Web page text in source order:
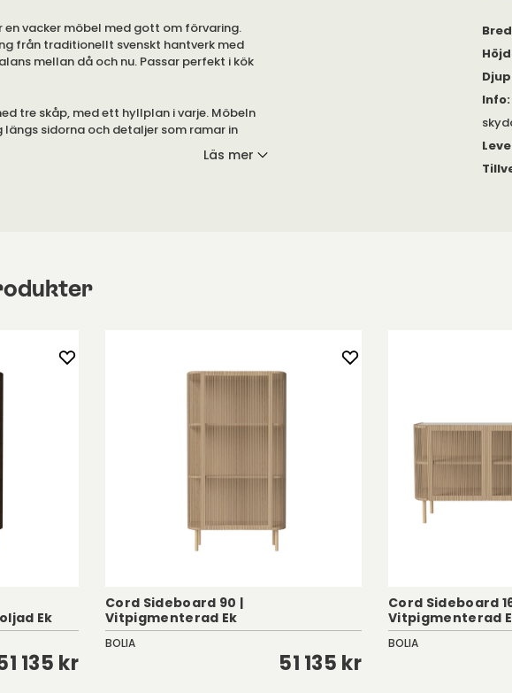
en vacker möbel med gott om förvaring.
från traditionellt svenskt hantverk med
mellan då och nu. Passar perfekt i kök
tre skåp, med ett hyllplan i varje. Möbeln
längs sidorna och detaljer som ramar in
Läs mer
Höjd
Djup
Info:
Ek
135 kr
Cord Sideboard 90 |
Vitpigmenterad Ek
BOLIA
51 135 kr
Cord Sideboard
Vitpigmenterad
BOLIA